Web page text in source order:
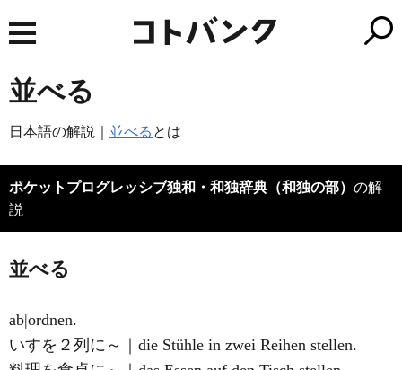
並べる
日本語の解説｜ 並べる とは
ポケットプログレッシブ独和・和独辞典（和独の部） の解
説
並べる
ab|ordnen.
いすを２列に～｜die Stühle in zwei Reihen stellen.